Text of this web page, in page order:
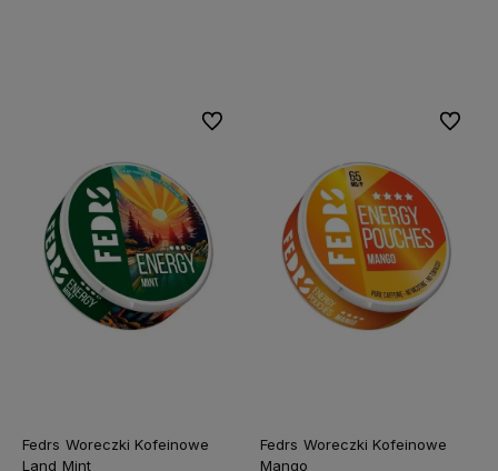
Fedrs Woreczki Kofeinowe
Land Mint
Do ulubionych
Fedrs Woreczki Kofeinowe
Mango
Do